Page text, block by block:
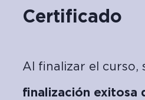
Certificado
Al finalizar el curso,
finalización exitosa